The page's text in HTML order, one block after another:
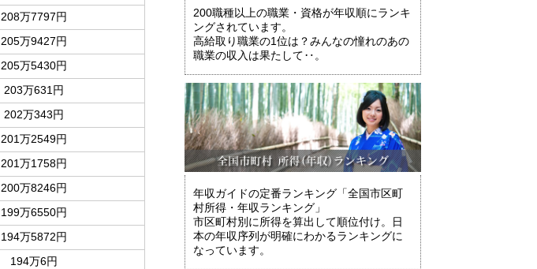
208万7797円
205万9427円
205万5430円
203万631円
202万343円
201万2549円
201万1758円
200万8246円
199万6550円
194万5872円
194万6円
200職種以上の職業・資格が年収順にランキ
ングされています。
高給取り職業の1位は？みんなの憧れのあの
職業の収入は果たして‥。
年収ガイドの定番ランキング「全国市区町
村所得・年収ランキング」
市区町村別に所得を算出して順位付け。日
本の年収序列が明確にわかるランキングに
なっています。